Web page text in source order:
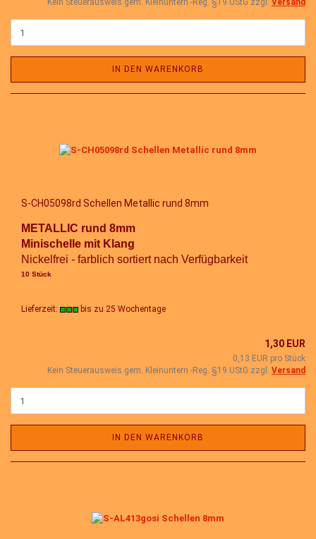
Kein Steuerausweis gem. Kleinuntern.-Reg. §19 UStG zzgl. Versand
IN DEN WARENKORB
S-CH05098rd Schellen Metallic rund 8mm
METALLIC rund 8mm
Minischelle mit Klang
Nickelfrei - farblich sortiert nach Verfügbarkeit
10 Stück
Lieferzeit: bis zu 25 Wochentage
1,30 EUR
0,13 EUR pro Stück
Kein Steuerausweis gem. Kleinuntern.-Reg. §19 UStG zzgl. Versand
IN DEN WARENKORB